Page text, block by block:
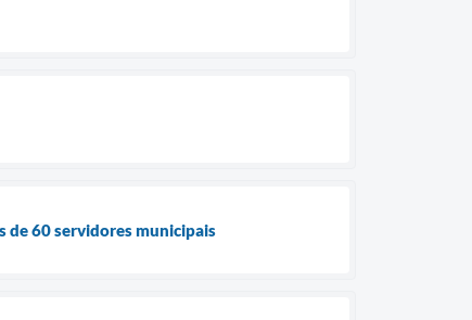
de 60 servidores municipais